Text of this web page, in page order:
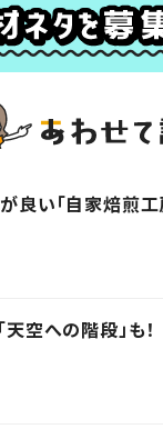
良い「自家焙煎
天空への階段」